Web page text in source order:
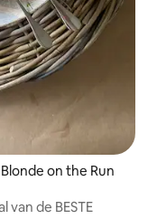
on the Run
de BESTE